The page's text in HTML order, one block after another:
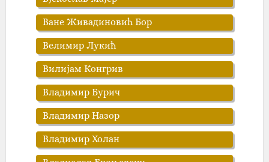
Ване Живадиновић Бор
Велимир Лукић
Вилијам Конгрив
Владимир Бурич
Владимир Назор
Владимир Холан